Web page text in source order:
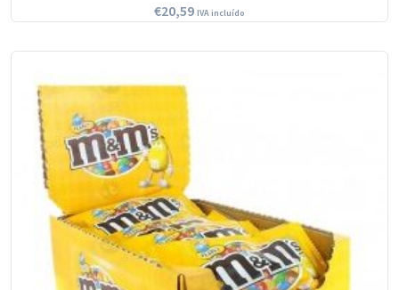
€20,59 IVA incluído